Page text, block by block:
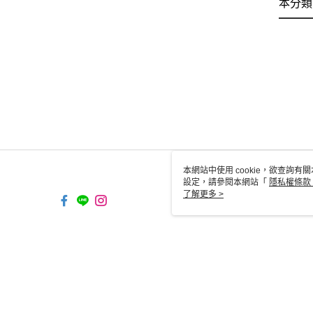
本分
本網站中使用 cookie，欲查詢有
設定，請參閱本網站「 隱私權條款
使用 cookie。
了解更多 >